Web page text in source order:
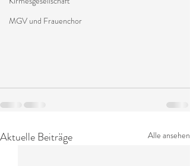
MGV und Frauenchor
Aktuelle Beiträge Alle ansehen